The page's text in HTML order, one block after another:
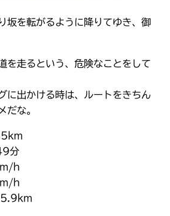
坂を転がるように降りてゆき、御
を走るという、危険なことをして
に出かける時は、ルートをきちん
だな。
分
h
h